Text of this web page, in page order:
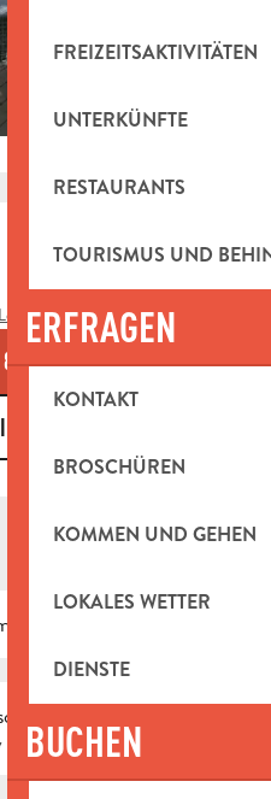
FREIZEITSAKTIVITÄTEN
UNTERKÜNFTE
RESTAURANTS
TOURISMUS UND
ERFRAGEN
KONTAKT
BROSCHÜREN
KOMMEN UND GEHEN
LOKALES WETTER
DIENSTE
BUCHEN
und Laken
Geschirrspülmaschine
FernsehenSchwimmbad
85 45▒▒
SIE UNS
150 m